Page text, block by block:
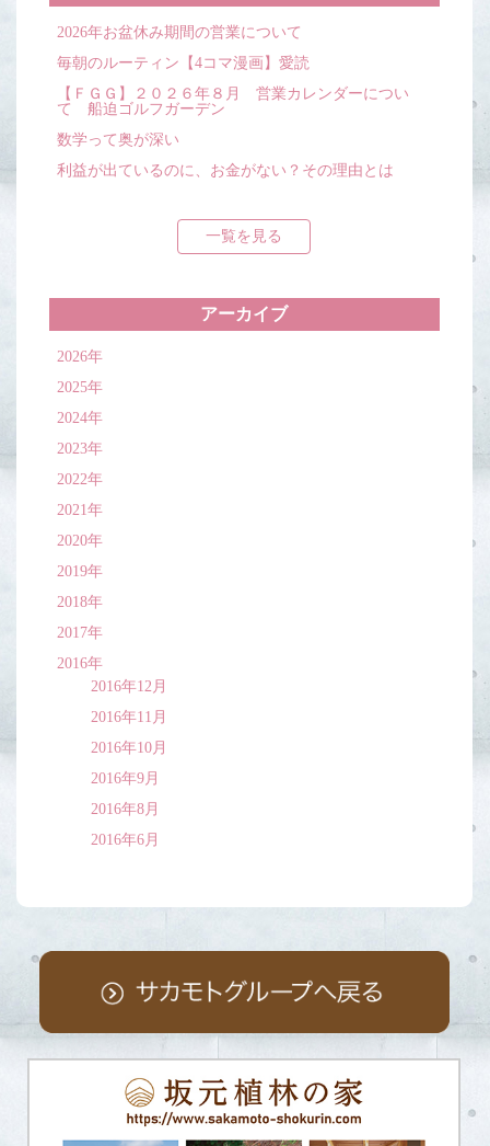
2026年お盆休み期間の営業について
毎朝のルーティン【4コマ漫画】愛読
【ＦＧＧ】２０２６年８月 営業カレンダーについ
て 船迫ゴルフガーデン
数学って奥が深い
利益が出ているのに、お金がない？その理由とは
一覧を見る
アーカイブ
2026年
2025年
2024年
2023年
2022年
2021年
2020年
2019年
2018年
2017年
2016年
2016年12月
2016年11月
2016年10月
2016年9月
2016年8月
2016年6月